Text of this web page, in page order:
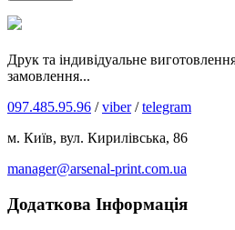
Друк та індивідуальне
замовлення...
097.485.95.96 /viber/telegram
м. Київ, вул. Кирилівська, 86
manager@arsenal-print.com.ua
Додаткова Інформація